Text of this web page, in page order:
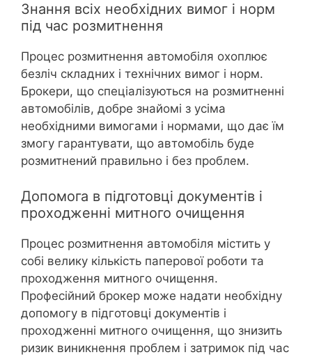
Знання всіх необхідних вимог і норм
під час розмитнення
Процес розмитнення автомобіля охоплює
безліч складних і технічних вимог і норм.
Брокери, що спеціалізуються на розмитненні
автомобілів, добре знайомі з усіма
необхідними вимогами і нормами, що дає їм
змогу гарантувати, що автомобіль буде
розмитнений правильно і без проблем.
Допомога в підготовці документів і
проходженні митного очищення
Процес розмитнення автомобіля містить у
собі велику кількість паперової роботи та
проходження митного очищення.
Професійний брокер може надати необхідну
допомогу в підготовці документів і
проходженні митного очищення, що знизить
ризик виникнення проблем і затримок під час